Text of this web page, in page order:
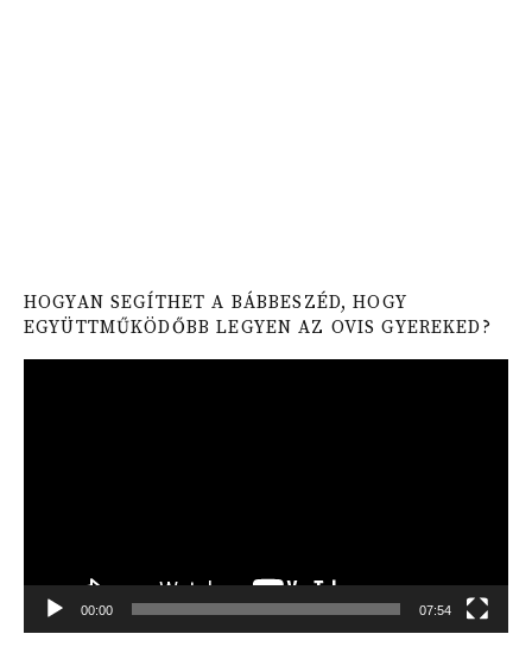
HOGYAN SEGÍTHET A BÁBBESZÉD, HOGY
EGYÜTTMŰKÖDŐBB LEGYEN AZ OVIS GYEREKED?
00:00 07:54